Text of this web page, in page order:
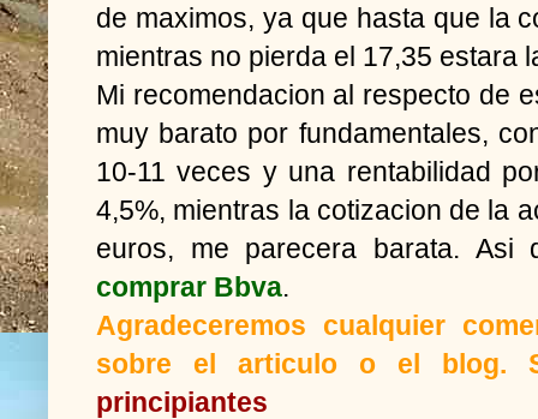
de maximos, ya que hasta que la
mientras no pierda el 17,35 estara
Mi recomendacion al respecto de
muy barato por fundamentales,
10-11 veces y una rentabilidad
4,5%, mientras la cotizacion de la
euros, me parecera barata. Asi
comprar Bbva.
Agradeceremos cualquier
sobre el articulo o el blog.
principiantes